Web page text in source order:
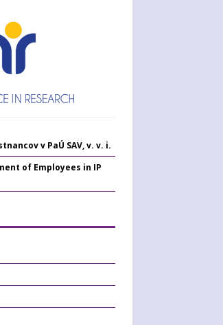
v PaÚ SAV, v. v. i.
of Employees in IP